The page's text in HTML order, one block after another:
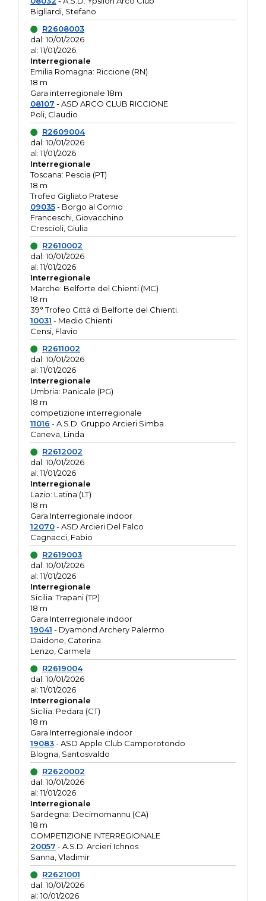
Bigliardi, Stefano
R2608003
dal: 10/01/2026
al: 11/01/2026
Interregionale
Emilia Romagna: Riccione (RN)
18 m
Gara interregionale 18m
08107 - ASD ARCO CLUB RICCIONE
Poli, Claudio
R2609004
dal: 10/01/2026
al: 11/01/2026
Interregionale
Toscana: Pescia (PT)
18 m
Trofeo Gigliato Pratese
09035- Borgo al Cornio
Franceschi, Giovacchino
Crescioli, Giulia
R2610002
dal: 10/01/2026
al: 11/01/2026
Interregionale
Marche: Belforte del Chienti (MC)
18 m
39° Trofeo Città di Belforte del Chienti.
10031 - Medio Chienti
Censi, Flavio
R2611002
dal: 10/01/2026
al: 11/01/2026
Interregionale
Umbria: Panicale (PG)
18 m
competizione interregionale
11016 - A.S.D. Gruppo Arcieri Simba
Caneva, Linda
R2612002
dal: 10/01/2026
al: 11/01/2026
Interregionale
Lazio: Latina (LT)
18 m
Gara Interregionale indoor
12070- ASD Arcieri Del Falco
Cagnacci, Fabio
R2619003
dal: 10/01/2026
al: 11/01/2026
Interregionale
Sicilia: Trapani (TP)
18 m
Gara Interregionale indoor
19041 - Dyamond Archery Palermo
Daidone, Caterina
Lenzo, Carmela
R2619004
dal: 10/01/2026
al: 11/01/2026
Interregionale
Sicilia: Pedara (CT)
18 m
Gara Interregionale indoor
19083- ASD Apple Club Camporotondo
Blogna, Santosvaldo
R2620002
dal: 10/01/2026
al: 11/01/2026
Interregionale
Sardegna: Decimomannu (CA)
18 m
COMPETIZIONE INTERREGIONALE
20057 - A.S.D. Arcieri Ichnos
Sanna, Vladimir
R2621001
dal: 10/01/2026
al: 10/01/2026